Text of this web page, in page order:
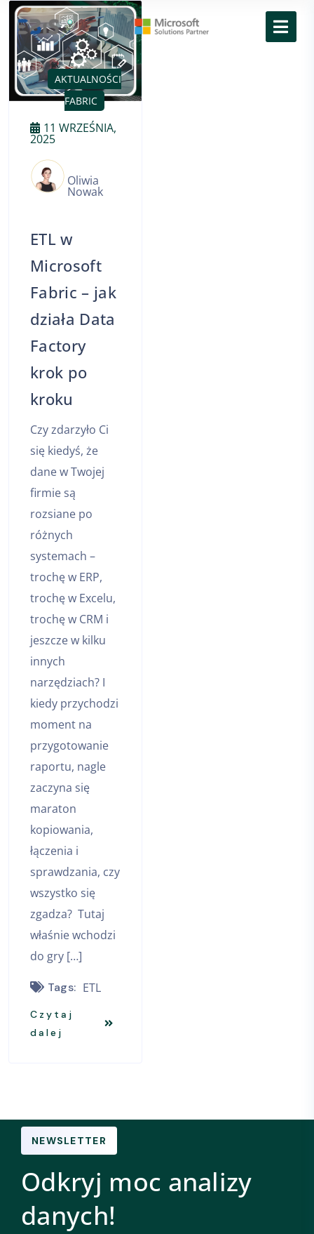
AKTUALNOŚCI
FABRIC
11 WRZEŚNIA,
2025
Oliwia
Nowak
ETL w
Microsoft
Fabric – jak
działa Data
Factory
krok po
kroku
Czy zdarzyło Ci
się kiedyś, że
dane w Twojej
firmie są
rozsiane po
różnych
systemach –
trochę w ERP,
trochę w Excelu,
trochę w CRM i
jeszcze w kilku
innych
narzędziach? I
kiedy przychodzi
moment na
przygotowanie
raportu, nagle
zaczyna się
maraton
kopiowania,
łączenia i
sprawdzania, czy
wszystko się
zgadza? Tutaj
właśnie wchodzi
do gry […]
Tags: ETL
Czytaj
dalej
NEWSLETTER
Odkryj moc analizy
danych!